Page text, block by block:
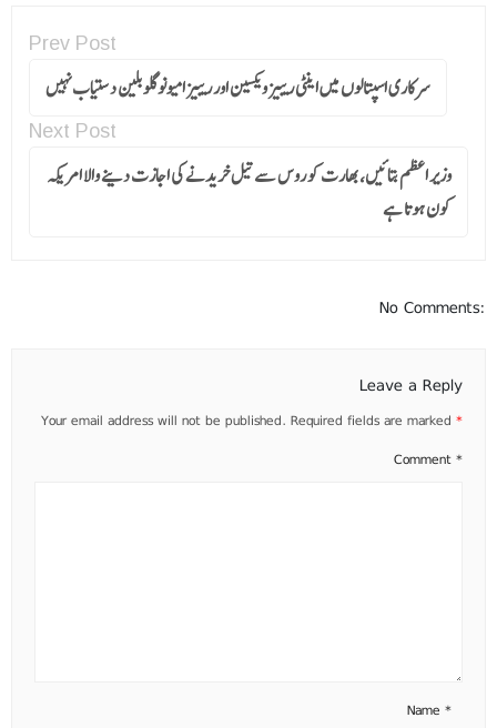
Prev Post
سرکاری اسپتالوں میں اینٹی ریبیز ویکسین اور ریبیز امیونوگلوبلین دستیاب نہیں
Next Post
وزیر اعظم بتائیں،بھارت کو روس سے تیل خریدنے کی اجازت دینے والا امریکہ
کون ہوتا ہے
No Comments:
Leave a Reply
Your email address will not be published. Required fields are marked *
Comment *
Name *